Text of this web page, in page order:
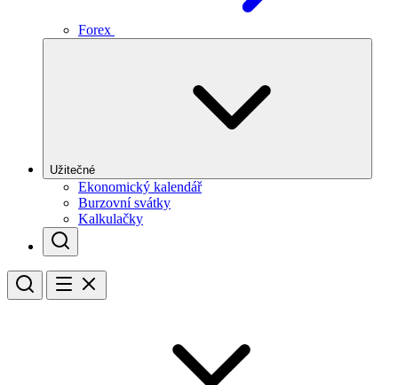
Forex
Užitečné
Ekonomický kalendář
Burzovní svátky
Kalkulačky